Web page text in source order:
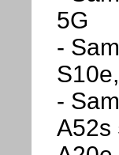
5G
-
-
A52s